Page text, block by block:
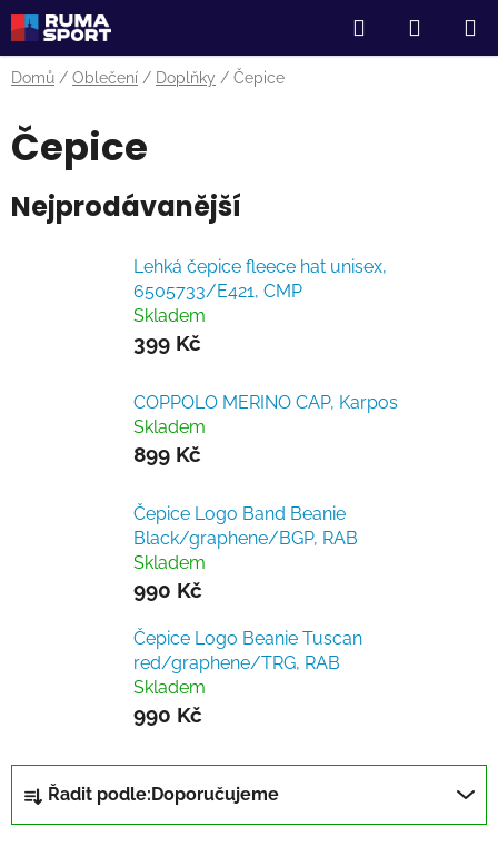
Přejít
na
obsah
Hledat
KOŠÍK
Domů / Oblečení / Doplňky / Čepice
Čepice
Nejprodávanější
Lehká čepice fleece hat unisex,
6505733/E421, CMP
Skladem
399 Kč
COPPOLO MERINO CAP, Karpos
Skladem
899 Kč
Čepice Logo Band Beanie
Black/graphene/BGP, RAB
Skladem
990 Kč
Čepice Logo Beanie Tuscan
red/graphene/TRG, RAB
Skladem
990 Kč
Ř
a
z
Řadit podle: Doporučujeme